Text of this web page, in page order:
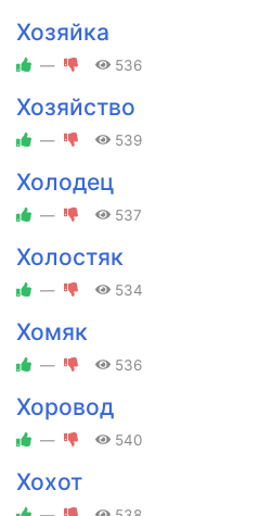
Хозяйка
— 536
Хозяйство
— 539
Холодец
— 537
Холостяк
— 534
Хомяк
— 536
Хоровод
— 540
Хохот